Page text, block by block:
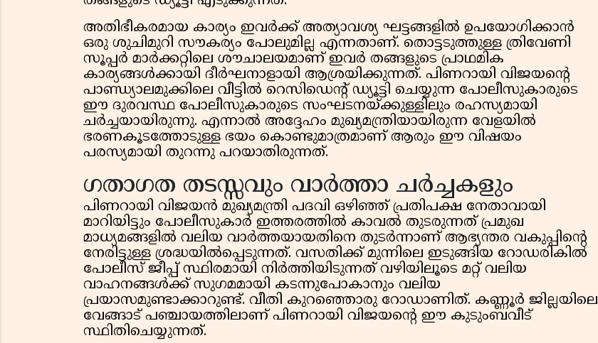
അതിഭീകരമായ കാര്യം ഇവർക്ക് അത്യാവശ്യ ഘട്ടങ്ങളിൽ ഉപയോഗിക്കാൻ
ഒരു ശുചിമുറി സൗകര്യം പോലുമില്ല എന്നതാണ്. തൊട്ടടുത്തുള്ള ത്രിവേണി
സൂപ്പർ മാർക്കറ്റിലെ ശൗചാലയമാണ് ഇവർ തങ്ങളുടെ പ്രാഥമിക
കാര്യങ്ങൾക്കായി ദീർഘനാളായി ആശ്രയിക്കുന്നത്. പിണറായി വിജയന്റെ
പാണ്ഡ്യാലമുക്കിലെ വീട്ടിൽ റെസിഡെന്റ് ഡ്യൂട്ടി ചെയ്യുന്ന പോലീസുകാരുടെ
ഈ ദുരവസ്ഥ പോലീസുകാരുടെ സംഘടനയ്ക്കുള്ളിലും രഹസ്യമായി
ചർച്ചയായിരുന്നു. എന്നാൽ അദ്ദേഹം മുഖ്യമന്ത്രിയായിരുന്ന വേളയിൽ
ഭരണകൂടത്തോടുള്ള ഭയം കൊണ്ടുമാത്രമാണ് ആരും ഈ വിഷയം
പരസ്യമായി തുറന്നു പറയാതിരുന്നത്.
ഗതാഗത തടസ്സവും വാർത്താ ചർച്ചകളും
പിണറായി വിജയൻ മുഖ്യമന്ത്രി പദവി ഒഴിഞ്ഞ് പ്രതിപക്ഷ നേതാവായി
മാറിയിട്ടും പോലീസുകാർ ഇത്തരത്തിൽ കാവൽ തുടരുന്നത് പ്രമുഖ
മാധ്യമങ്ങളിൽ വലിയ വാർത്തയായതിനെ തുടർന്നാണ് ആഭ്യന്തര വകുപ്പിന്റെ
നേരിട്ടുള്ള ശ്രദ്ധയിൽപ്പെടുന്നത്. വസതിക്ക് മുന്നിലെ ഇടുങ്ങിയ റോഡരികിൽ
പോലീസ് ജീപ്പ് സ്ഥിരമായി നിർത്തിയിടുന്നത് വഴിയിലൂടെ മറ്റ് വലിയ
വാഹനങ്ങൾക്ക് സുഗമമായി കടന്നുപോകാനും വലിയ
പ്രയാസമുണ്ടാക്കാറുണ്ട്. വീതി കുറഞ്ഞൊരു റോഡാണിത്. കണ്ണൂർ ജില്ലയിലെ
വേങ്ങാട് പഞ്ചായത്തിലാണ് പിണറായി വിജയന്റെ ഈ കുടുംബവീട്
സ്ഥിതിചെയ്യുന്നത്.